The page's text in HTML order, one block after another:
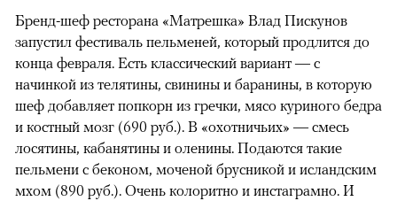
Бренд-шеф ресторана «Матрешка» Влад Пискунов
запустил фестиваль пельменей, который продлится до
конца февраля. Есть классический вариант — с
начинкой из телятины, свинины и баранины, в которую
шеф добавляет попкорн из гречки, мясо куриного бедра
и костный мозг (690 руб.). В «охотничьих» — смесь
лосятины, кабанятины и оленины. Подаются такие
пельмени с беконом, моченой брусникой и исландским
мхом (890 руб.). Очень колоритно и инстаграмно. И